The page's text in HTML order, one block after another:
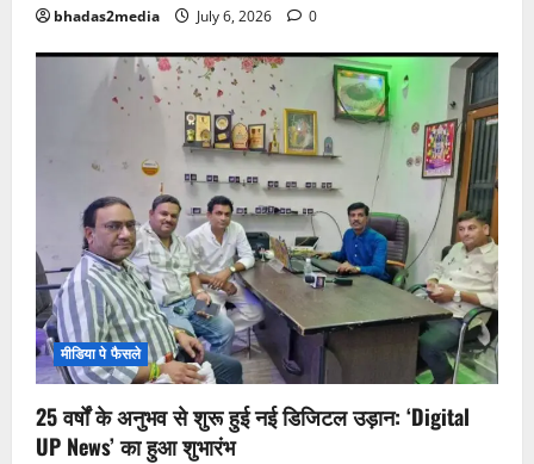
bhadas2media July 6, 2026 0
मीडिया पे फैसले
25 वर्षों के अनुभव से शुरू हुई नई डिजिटल उड़ान: ‘Digital
UP News’ का हुआ शुभारंभ